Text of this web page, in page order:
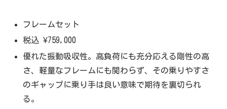
フレームセット
税込 ¥759,000
優れた振動吸収性。高負荷にも充分応える剛性の高
さ、軽量なフレームにも関わらず、その乗りやすさ
のギャップに乗り手は良い意味で期待を裏切られ
る。